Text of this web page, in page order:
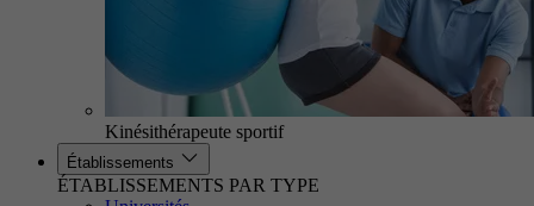
Kinésithérapeute sportif
Établissements
ÉTABLISSEMENTS PAR TYPE